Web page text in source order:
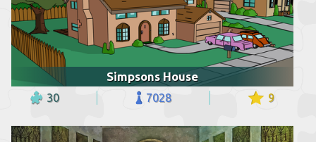
Simpsons House
30 7028 9